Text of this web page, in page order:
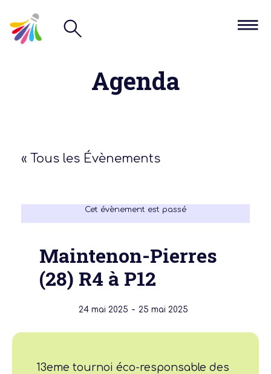
Agenda
« Tous les Évènements
Cet évènement est passé
Maintenon-Pierres
(28) R4 à P12
24 mai 2025 - 25 mai 2025
13eme tournoi éco-responsable des